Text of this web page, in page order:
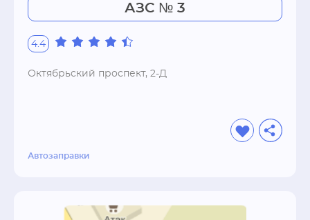
АЗС № 3
4.4
Октябрьский проспект, 2-Д
Автозаправки